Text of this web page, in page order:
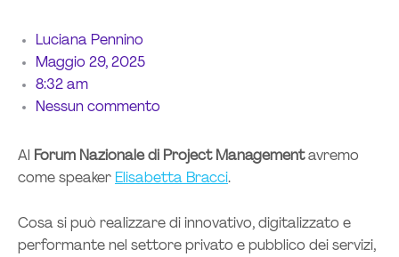
Luciana Pennino
Maggio 29, 2025
8:32 am
Nessun commento
Al Forum Nazionale di Project Managementavremo
come speaker Elisabetta Bracci.
Cosa si può realizzare di innovativo, digitalizzato e
performante nel settore privato e pubblico dei servizi,